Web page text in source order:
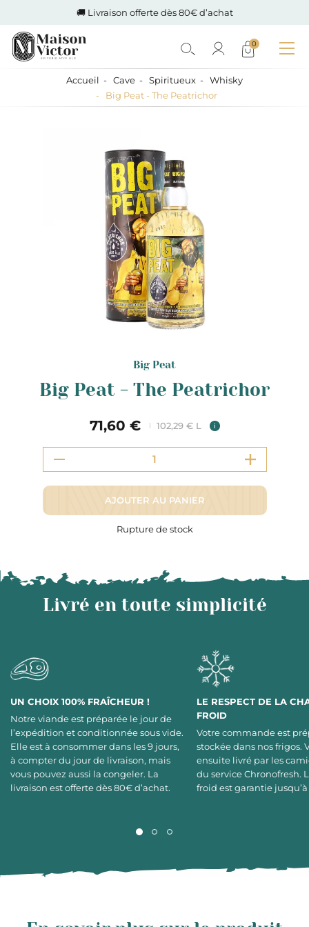
🚚 Livraison offerte dès 80€ d’achat
0
Accueil Cave Spiritueux
Whisky
Big Peat - The Peatrichor
Big Peat
Big Peat - The Peatrichor
71,60 € 102,29 € L i
AJOUTER AU PANIER
Rupture de stock
Livré en toute simplicité
UN CHOIX 100% FRAÎCHEUR !
Notre viande est préparée le jour de
l’expédition et conditionnée sous vide.
Elle est à consommer dans les 9 jours,
à compter du jour de livraison, mais
vous pouvez aussi la congeler. La
livraison est offerte dès 80€ d’achat.
LE RESPECT DE LA
FROID
Votre commande est
stockée dans nos frigos.
ensuite livré par les
du service Chronofresh.
froid est garantie